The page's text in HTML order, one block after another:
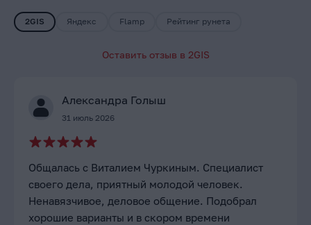
2GIS Яндекс Flamp Рейтинг рунета
Оставить отзыв в 2GIS
Александра Голыш
31 июль 2026
Общалась с Виталием Чуркиным. Специалист
своего дела, приятный молодой человек.
Ненавязчивое, деловое общение. Подобрал
хорошие варианты и в скором времени